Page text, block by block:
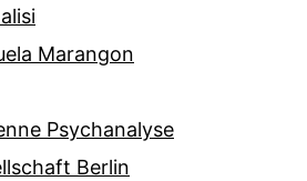
Marangon
Psychanalyse
Berlin